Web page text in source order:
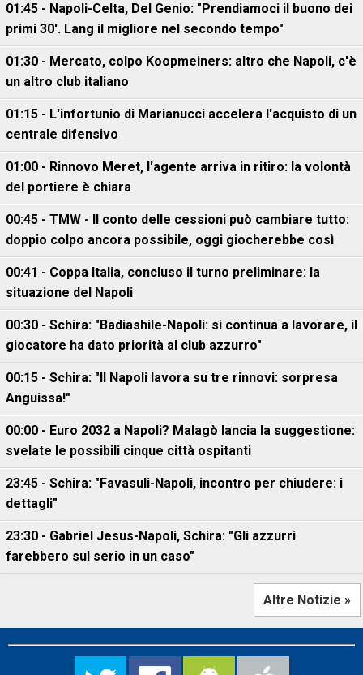
01:45 - Napoli-Celta, Del Genio: "Prendiamoci il buono dei
primi 30'. Lang il migliore nel secondo tempo"
01:30 - Mercato, colpo Koopmeiners: altro che Napoli, c'è
un altro club italiano
01:15 - L'infortunio di Marianucci accelera l'acquisto di un
centrale difensivo
01:00 - Rinnovo Meret, l'agente arriva in ritiro: la volontà
del portiere è chiara
00:45 - TMW - Il conto delle cessioni può cambiare tutto:
doppio colpo ancora possibile, oggi giocherebbe così
00:41 - Coppa Italia, concluso il turno preliminare: la
situazione del Napoli
00:30 - Schira: "Badiashile-Napoli: si continua a lavorare, il
giocatore ha dato priorità al club azzurro"
00:15 - Schira: "Il Napoli lavora su tre rinnovi: sorpresa
Anguissa!"
00:00 - Euro 2032 a Napoli? Malagò lancia la suggestione:
svelate le possibili cinque città ospitanti
23:45 - Schira: "Favasuli-Napoli, incontro per chiudere: i
dettagli"
23:30 - Gabriel Jesus-Napoli, Schira: "Gli azzurri
farebbero sul serio in un caso"
Altre Notizie »